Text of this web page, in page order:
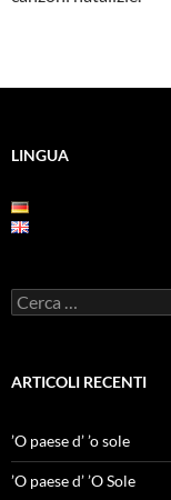
LINGUA
Ricerca
per:
ARTICOLI RECENTI
’O paese d’ ’o sole
’O paese d’ ’O Sole